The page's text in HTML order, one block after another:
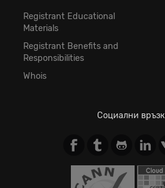
Registrant Educational
Materials
Registrant Benefits and
Responsibilities
Whois
Социални